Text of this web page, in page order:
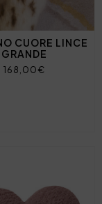
CUORE LINCE
GRANDE
168,00€